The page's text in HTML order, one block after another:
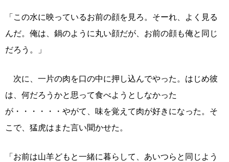
「この水に映っているお前の顔を見ろ。そーれ、よく見る
んだ。俺は、鍋のように丸い顔だが、お前の顔も俺と同じ
だろう。」
次に、一片の肉を口の中に押し込んでやった。はじめ彼
は、何だろうかと思って食べようとしなかった
が・・・・・・やがて、味を覚えて肉が好きになった。そ
こで、猛虎はまた言い聞かせた。
「お前は山羊どもと一緒に暮らして、あいつらと同じよう